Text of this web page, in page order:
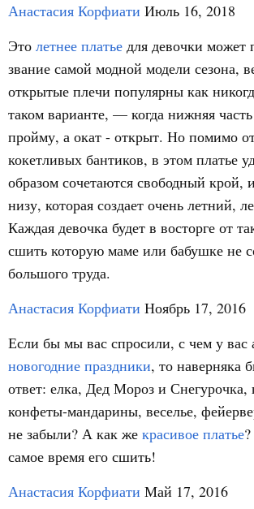
Анастасия Корфиати Июль 16, 2018
Это летнее платье для девочки может
звание самой модной модели сезона,
открытые плечи популярны как
таком варианте, — когда нижняя
пройму, а окат - открыт. Но помимо
кокетливых бантиков, в этом платье
образом сочетаются свободный крой,
низу, которая создает очень летний,
Каждая девочка будет в восторге от
сшить которую маме или бабушке не
большого труда.
Анастасия Корфиати Ноябрь 17, 2016
Если бы мы вас спросили, с чем у вас
новогодние праздники, то наверняка
ответ: елка, Дед Мороз и Снегурочка,
конфеты-мандарины, веселье,
не забыли? А как же красивое платье
самое время его сшить!
Анастасия Корфиати Май 17, 2016